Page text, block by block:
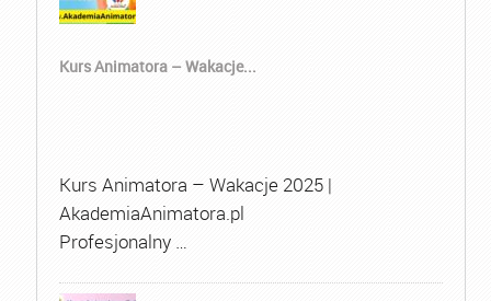
Kurs Animatora – Wakacje...
Kurs Animatora – Wakacje 2025 |
AkademiaAnimatora.pl
Profesjonalny …